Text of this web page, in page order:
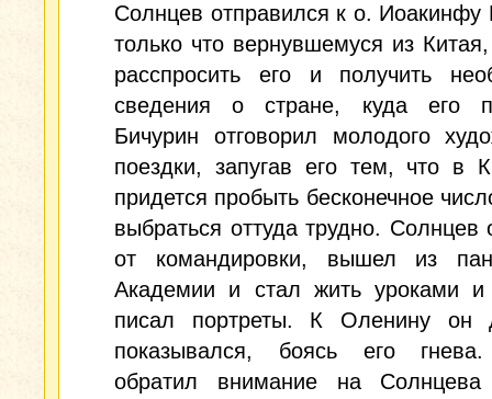
Солнцев отправился к о. Иоакинфу
только что вернувшемуся из
расспросить его и получить
сведения о стране, куда его
Бичурин отговорил молодого
поездки, запугав его тем, что в
придется пробыть бесконечное
выбраться оттуда трудно. Солнцев
от командировки, вышел из
Академии и стал жить уроками
писал портреты. К Оленину он
показывался, боясь его
обратил внимание на Солнцева